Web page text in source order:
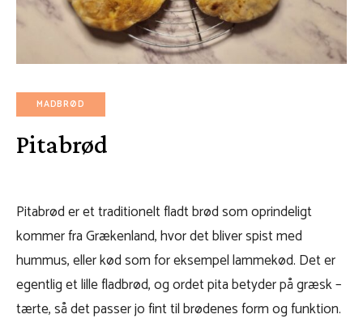
MADBRØD
Pitabrød
Pitabrød er et traditionelt fladt brød som oprindeligt
kommer fra Grækenland, hvor det bliver spist med
hummus, eller kød som for eksempel lammekød. Det er
egentlig et lille fladbrød, og ordet pita betyder på græsk –
tærte, så det passer jo fint til brødenes form og funktion.